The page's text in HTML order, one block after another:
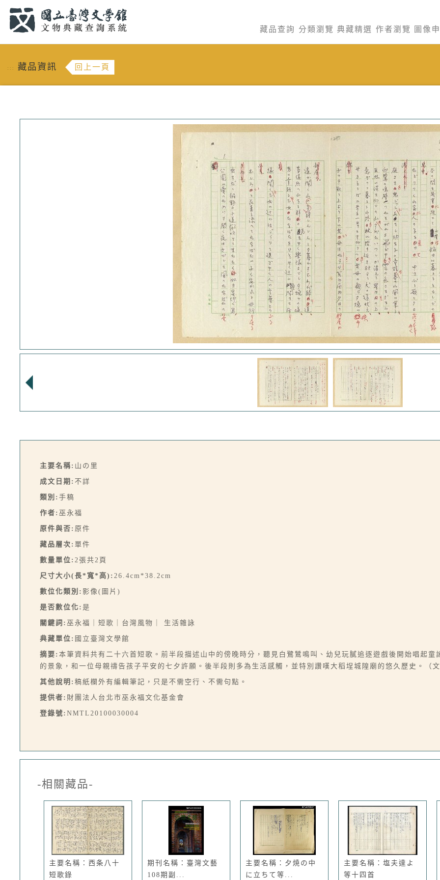
藏品查詢 分類瀏覽 典藏精選 作者瀏覽 圖像
::: 藏品資訊 回上一頁
主要名稱: 山の里
成文日期: 不詳
類別: 手稿
作者: 巫永福
原件與否: 原件
藏品層次: 單件
數量單位: 2張共2頁
尺寸大小(長*寬*高): 26.4cm*38.2cm
數位化類別: 影像(圖片)
是否數位化: 是
關鍵詞: 巫永福｜短歌｜台灣風物｜ 生活雜詠
典藏單位: 國立臺灣文學館
摘要: 本筆資料共有二十六首短歌。前半段描述山中的傍晚時分，聽見白鷺鷥鳴叫、幼兒玩膩追逐遊戲後開始唱起
的景象，和一位母親禱告孩子平安的七夕許願。後半段則多為生活感觸，並特別讚嘆大稻埕城隍廟的悠久歷史。（
其他說明: 稿紙欄外有編輯筆記，只是不需空行、不需句點。
提供者: 財團法人台北市巫永福文化基金會
登錄號: NMTL20100030004
-相關藏品-
主要名稱：西条八十
短歌錄
期刊名稱：臺灣文藝
108期副...
主要名稱：夕焼の中
に立ちて等...
主要名稱：塩夫達よ
等十四首